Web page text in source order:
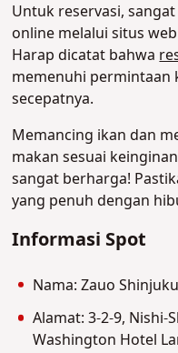
Untuk reservasi,
online melalui situs
Harap dicatat bahwa
memenuhi permintaan
secepatnya.
Memancing ikan dan
makan sesuai
sangat berharga!
yang penuh dengan
Informasi Spot
Nama: Zauo Shinjuku
Alamat: 3-2-9, Nishi-
Washington Hotel